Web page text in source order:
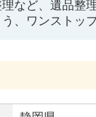
など、遺品整
、ワンストッ